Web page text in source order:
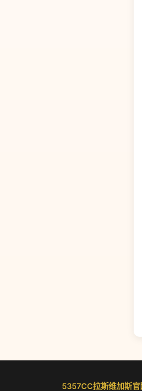
5357CC拉斯维加斯官